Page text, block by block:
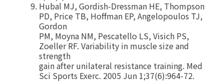
Hubal MJ, Gordish-Dressman HE, Thompson
PD, Price TB, Hoffman EP, Angelopoulos TJ,
Gordon
PM, Moyna NM, Pescatello LS, Visich PS,
Zoeller RF. Variability in muscle size and
strength
gain after unilateral resistance training. Med
Sci Sports Exerc. 2005 Jun 1;37(6):964-72.